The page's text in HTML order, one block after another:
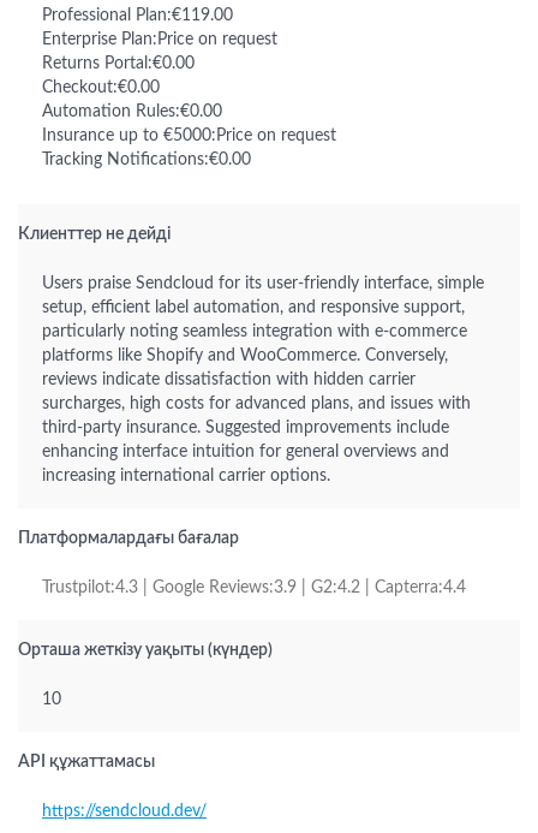
Professional Plan:€119.00
Enterprise Plan:Price on request
Returns Portal:€0.00
Checkout:€0.00
Automation Rules:€0.00
Insurance up to €5000:Price on request
Tracking Notifications:€0.00
Клиенттер не дейді
Users praise Sendcloud for its user-friendly interface, simple
setup, efficient label automation, and responsive support,
particularly noting seamless integration with e-commerce
platforms like Shopify and WooCommerce. Conversely,
reviews indicate dissatisfaction with hidden carrier
surcharges, high costs for advanced plans, and issues with
third-party insurance. Suggested improvements include
enhancing interface intuition for general overviews and
increasing international carrier options.
Платформалардағы бағалар
Trustpilot:4.3 | Google Reviews:3.9 | G2:4.2 | Capterra:4.4
Орташа жеткізу уақыты (күндер)
10
API құжаттамасы
https://sendcloud.dev/